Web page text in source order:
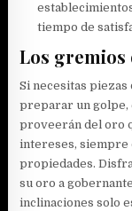
tiempo de
Los gremios
Si necesitas
preparar un golpe,
proveerán del oro
intereses, siempre
propiedades.
su oro a
inclinaciones solo